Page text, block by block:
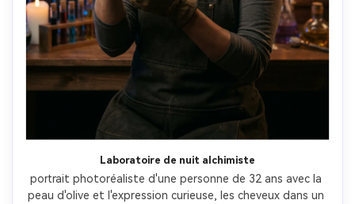
Laboratoire de nuit alchimiste
portrait photoréaliste d'une personne de 32 ans avec la
peau d'olive et l'expression curieuse, les cheveux dans un